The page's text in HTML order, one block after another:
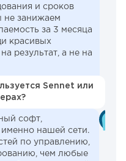
и сроков
не занижаем
за 3 месяца
красивых
результат, а не на
Sennet или
софт,
именно нашей сети.
по управлению,
чем любые